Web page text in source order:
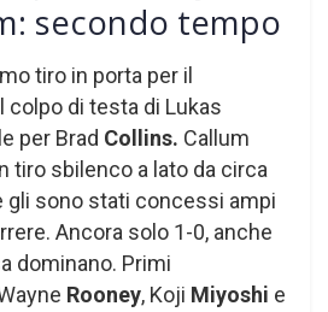
secondo tempo
tiro in porta per il
colpo di testa di Lukas
per Brad Collins. Callum
tiro sbilenco a lato da circa
gli sono stati concessi ampi
Ancora solo 1-0, anche
dominano. Primi
Rooney, Koji Miyoshi e